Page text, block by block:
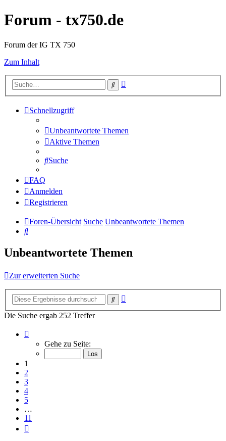
Forum - tx750.de
Forum der IG TX 750
Zum Inhalt
Suche
Schnellzugriff
Unbeantwortete Themen
Aktive Themen
Suche
FAQ
Anmelden
Registrieren
Foren-Übersicht Suche Unbeantwortete Themen
Suche
Unbeantwortete Themen
Zur erweiterten Suche
Suche
Die Suche ergab 252 Treffer
von
Gehe zu Seite:
1
2
3
4
5
…
11